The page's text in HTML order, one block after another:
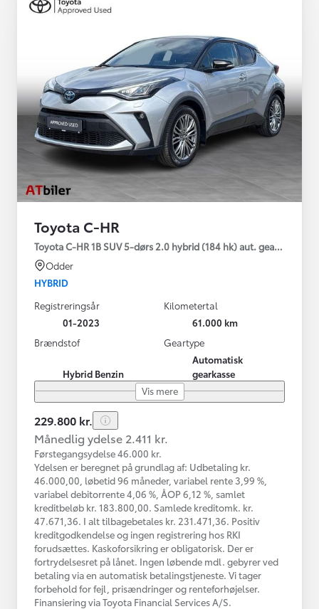
Toyota C-HR
Toyota C-HR 1B SUV 5-dørs 2.0 hybrid (184 hk) aut. gear C-HIC
Odder
HYBRID
Registreringsår
01-2023
Kilometertal
61.000 km
Brændstof
Hybrid Benzin
Geartype
Automatisk
gearkasse
Vis mere
229.800 kr.
Månedlig ydelse 2.411 kr.
Førstegangsydelse 46.000 kr.
Ydelsen er beregnet på grundlag af: Udbetaling kr.
46.000,00, løbetid 96 måneder, variabel rente 3,99 %,
variabel debitorrente 4,06 %, ÅOP 6,12 %, samlet
kreditbeløb kr. 183.800,00. Samlede kreditomk. kr.
47.671,36. I alt tilbagebetales kr. 231.471,36. Positiv
kreditgodkendelse og ingen registrering hos RKI
forudsættes. Kaskoforsikring er obligatorisk. Der er
fortrydelsesret på lånet. Ingen løbende mdl. gebyrer ved
betaling via en automatisk betalingstjeneste. Vi tager
forbehold for fejl, prisændringer og renteforhøjelser.
Finansiering via Toyota Financial Services A/S.